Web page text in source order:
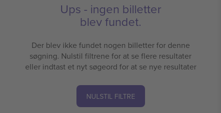
Ups - ingen billetter
blev fundet.
Der blev ikke fundet nogen billetter for denne
søgning. Nulstil filtrene for at se flere resultater
eller indtast et nyt søgeord for at se nye resultater
NULSTIL FILTRE